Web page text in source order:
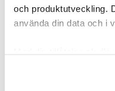
och produktutveckling.
använda din data och i